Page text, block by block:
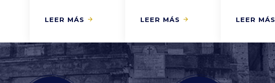
LEER MÁS LEER MÁS LEER MÁS